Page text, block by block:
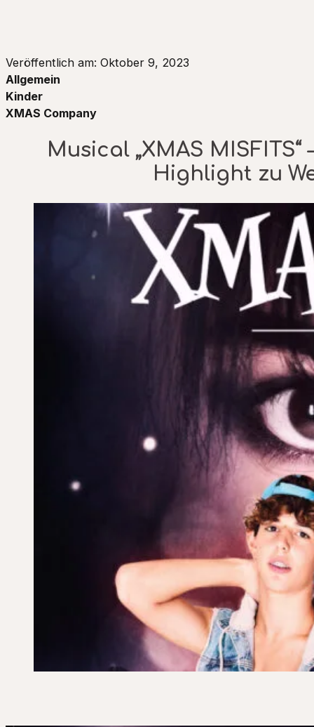
Veröffentlich am: Oktober 9, 2023
Allgemein
Kinder
XMAS Company
Musical „XMAS
Highlight zu